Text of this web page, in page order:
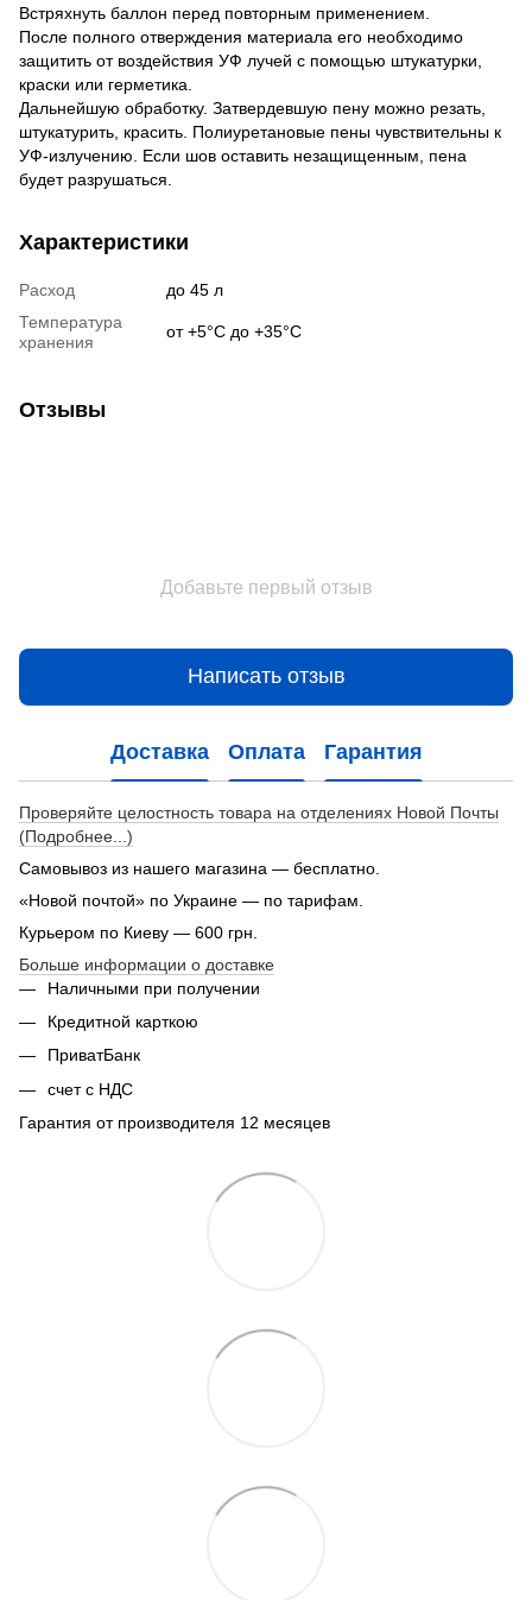
Встряхнуть баллон перед повторным применением.
После полного отверждения материала его необходимо
защитить от воздействия УФ лучей с помощью штукатурки,
краски или герметика.
Дальнейшую обработку. Затвердевшую пену можно резать,
штукатурить, красить. Полиуретановые пены чувствительны к
УФ-излучению. Если шов оставить незащищенным, пена
будет разрушаться.
Характеристики
Расход
до 45 л
Температура
хранения
от +5°С до +35°С
Отзывы
Добавьте первый отзыв
Написать отзыв
Доставка Оплата Гарантия
Проверяйте целостность товара на отделениях Новой Почты
(Подробнее...)
Самовывоз из нашего магазина — бесплатно.
«Новой почтой» по Украине — по тарифам.
Курьером по Киеву — 600 грн.
Больше информации о доставке
Наличными при получении
Кредитной карткою
ПриватБанк
счет с НДС
Гарантия от производителя 12 месяцев